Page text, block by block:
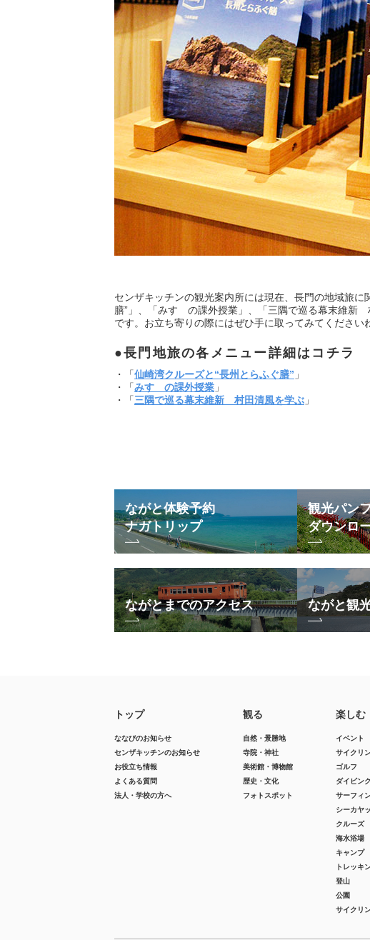
センザキッチンの観光案内所には現在、長門の地域旅
膳”」、「みすゞの課外授業」、「三隅で巡る幕末維新
です。お立ち寄りの際にはぜひ手に取ってみてください
長門地旅の各メニュー詳細はコチラ
・「仙崎湾クルーズと“長州とらふぐ膳” 」
・「みすゞの課外授業 」
・「三隅で巡る幕末維新 村田清風を学ぶ 」
ながと体験予約
ナガトリップ
観光パン
ダウンロ
ながとまでのアクセス ながと観
トップ
ななびのお知らせ
センザキッチンのお知らせ
お役立ち情報
よくある質問
法人・学校の方へ
観る
自然・景勝地
寺院・神社
美術館・博物館
歴史・文化
フォトスポット
楽しむ
イベント
サイクリ
ゴルフ
ダイビン
サーフィ
シーカヤ
クルーズ
海水浴場
キャンプ
トレッキ
登山
公園
サイクリ